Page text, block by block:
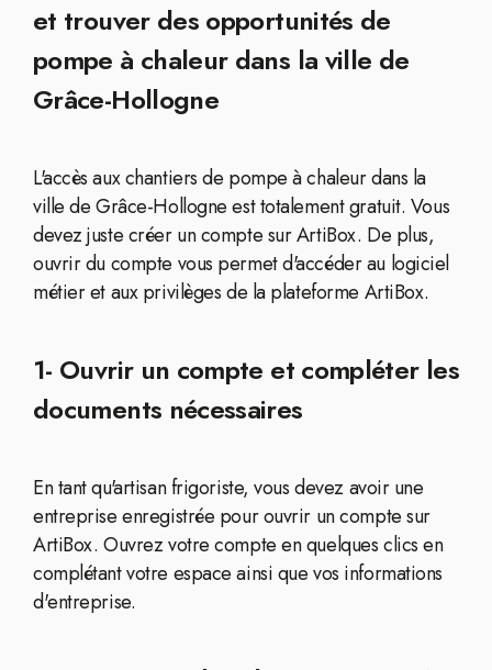
et trouver des opportunités de
pompe à chaleur dans la ville de
Grâce-Hollogne
L'accès aux chantiers de pompe à chaleur dans la
ville de Grâce-Hollogne est totalement gratuit. Vous
devez juste créer un compte sur ArtiBox. De plus,
ouvrir du compte vous permet d'accéder au logiciel
métier et aux privilèges de la plateforme ArtiBox.
1- Ouvrir un compte et compléter les
documents nécessaires
En tant qu'artisan frigoriste, vous devez avoir une
entreprise enregistrée pour ouvrir un compte sur
ArtiBox. Ouvrez votre compte en quelques clics en
complétant votre espace ainsi que vos informations
d'entreprise.